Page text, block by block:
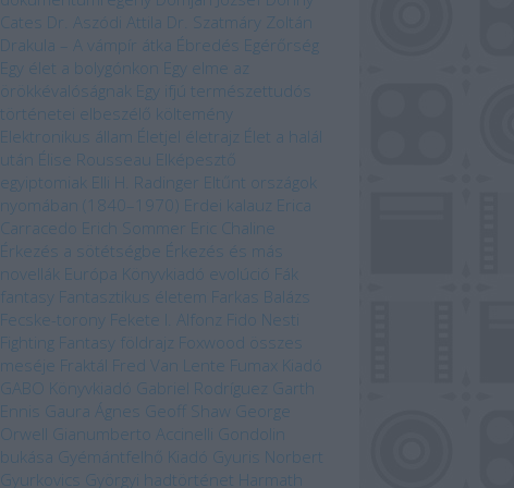
Cates
Dr. Aszódi Attila Dr. Szatmáry Zoltán
Drakula – A vámpír átka Ébredés
Egérőrség
Egy élet a bolygónkon Egy elme az
örökkévalóságnak Egy ifjú természettudós
történetei
elbeszélő költemény
Elektronikus állam Életjel életrajz Élet a halál
után Élise Rousseau Elképesztő
egyiptomiak Elli H. Radinger Eltűnt országok
nyomában (1840–1970)
Erdei kalauz Erica
Carracedo
Erich Sommer Eric Chaline
Érkezés a sötétségbe Érkezés és más
novellák Európa Könyvkiadó evolúció
Fák
fantasy Fantasztikus életem Farkas Balázs
Fecske-torony Fekete I. Alfonz Fido Nesti
Fighting Fantasy földrajz Foxwood összes
meséje Fraktál Fred Van Lente Fumax Kiadó
GABO Könyvkiadó
Gabriel Rodríguez
Garth
Ennis
Gaura Ágnes Geoff Shaw
George
Orwell
Gianumberto Accinelli
Gondolin
bukása
Gyémántfelhő Kiadó
Gyuris Norbert
Gyurkovics Györgyi hadtörténet Harmath